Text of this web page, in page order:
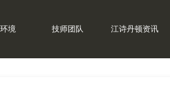
境 技师团队 江诗丹顿资讯